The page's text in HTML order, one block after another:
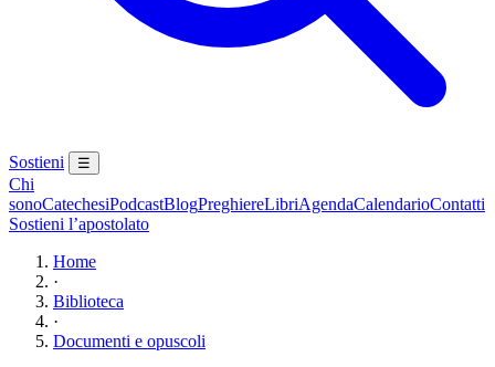
Sostieni ☰
Chi
sonoCatechesiPodcastBlogPreghiereLibriAgendaCalendarioContatti
Sostieni l’apostolato
Home
·
Biblioteca
·
Documenti e opuscoli